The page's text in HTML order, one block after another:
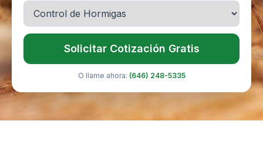
Solicitar Cotización Gratis
O llame ahora: (646) 248-5335